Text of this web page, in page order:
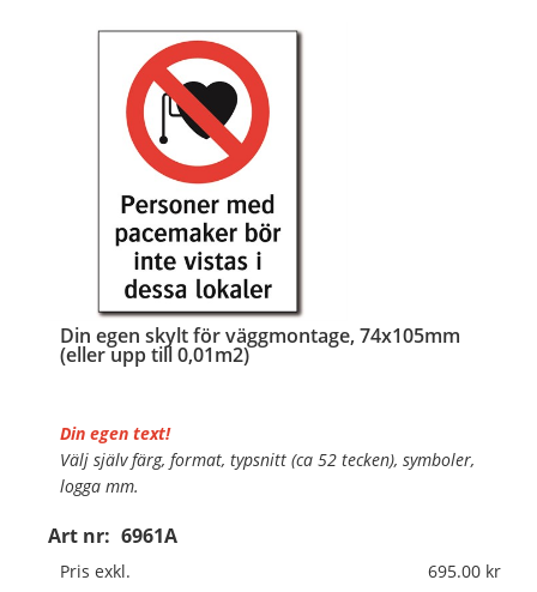
Din egen skylt för väggmontage, 74x105mm
(eller upp till 0,01m2)
Art nr: 6961A
Din egen text!
Välj själv färg, format, typsnitt (ca 52 tecken), symboler,
logga mm.
Material:Plan aluminium, 0,7mm (väggmontage)
Mått:74x105mm (eller annat mått upp till 0,01m²)
Pris exkl. 695.00